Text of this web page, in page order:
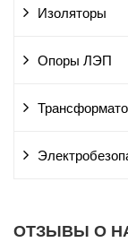
Изоляторы
Опоры ЛЭП
ОТЗЫВЫ О